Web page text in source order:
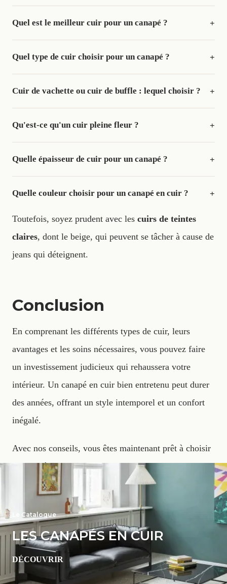
Quel est le meilleur cuir pour un canapé ? +
Quel type de cuir choisir pour un canapé ? +
Cuir de vachette ou cuir de buffle : lequel choisir ? +
Qu'est-ce qu'un cuir pleine fleur ? +
Quelle épaisseur de cuir pour un canapé ? +
Quelle couleur choisir pour un canapé en cuir ? +
Toutefois, soyez prudent avec les cuirs de teintes
claires, dont le beige, qui peuvent se tâcher à cause de
jeans qui déteignent.
Conclusion
En comprenant les différents types de cuir, leurs
avantages et les soins nécessaires, vous pouvez faire
un investissement judicieux qui rehaussera votre
intérieur. Un canapé en cuir bien entretenu peut durer
des années, offrant un style intemporel et un confort
inégalé.
Avec nos conseils, vous êtes maintenant prêt à choisir
le canapé en cuir parfait pour votre maison.
Le Catalogue
LES CANAPÉS EN CUIR
DÉCOUVRIR